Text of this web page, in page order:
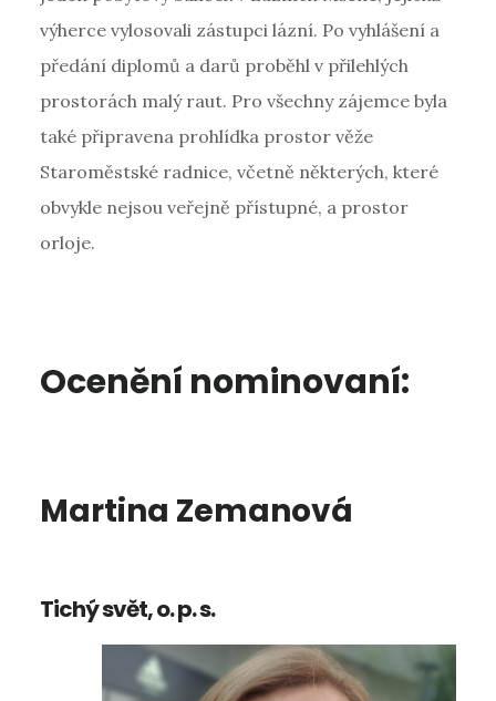
výherce vylosovali zástupci lázní. Po vyhlášení a
předání diplomů a darů proběhl v přilehlých
prostorách malý raut. Pro všechny zájemce byla
také připravena prohlídka prostor věže
Staroměstské radnice, včetně některých, které
obvykle nejsou veřejně přístupné, a prostor
orloje.
Ocenění nominovaní:
Martina Zemanová
Tichý svět, o. p. s.